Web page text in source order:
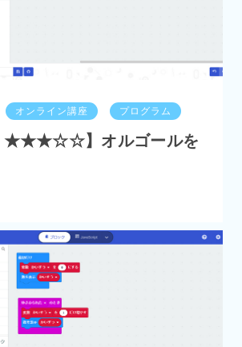
オンライン講座 プログラム
★★★☆☆】オルゴールを